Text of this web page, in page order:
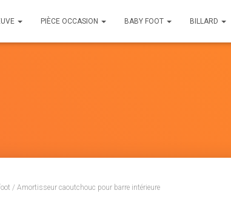
PIÈCE OCCASION BABY FOOT BILLARD
/ Amortisseur caoutchouc pour barre intérieure